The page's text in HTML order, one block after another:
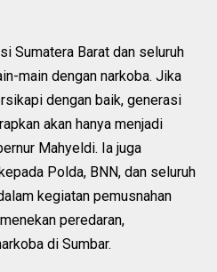
Sumatera Barat dan seluruh
main dengan narkoba. Jika
dengan baik, generasi
akan hanya menjadi
Mahyeldi. Ia juga
Polda, BNN, dan seluruh
kegiatan pemusnahan
peredaran,
di Sumbar.